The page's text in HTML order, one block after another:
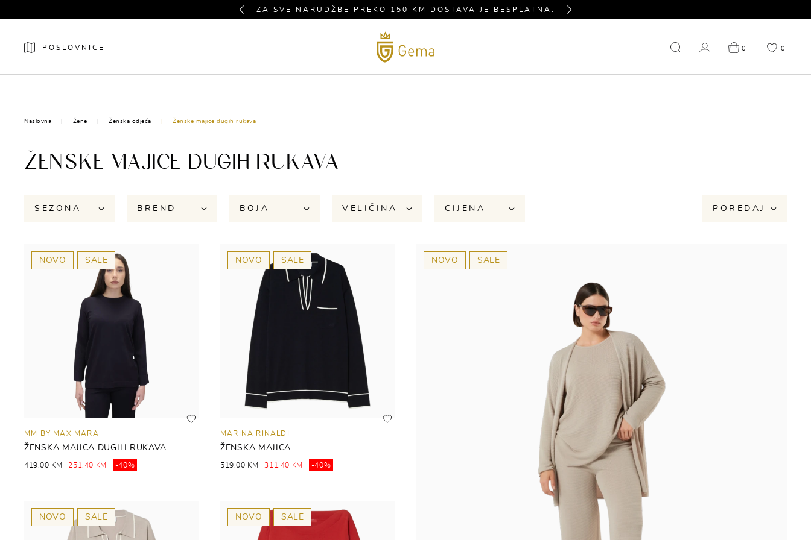
ZA SVE NARUDŽBE PREKO 150 KM DOSTAVA JE BESPLATNA.
Previous
Next
POSLOVNICE 0 0
Naslovna Žene Ženska odjeća Ženske majice dugih rukava
ŽENSKE MAJICE DUGIH RUKAVA
SEZONA BREND BOJA VELIČINA CIJENA POREDAJ
NOVO SALE
MM BY MAX MARA
ŽENSKA MAJICA DUGIH RUKAVA
419,00 KM 251,40 KM -40%
NOVO SALE
MARINA RINALDI
ŽENSKA MAJICA
519,00 KM 311,40 KM -40%
NOVO SALE NOVO SALE
NOVO SALE